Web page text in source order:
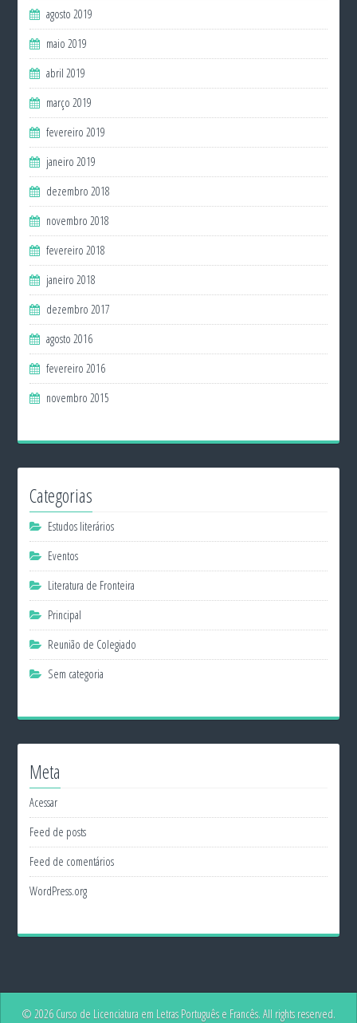
agosto 2019
maio 2019
abril 2019
março 2019
fevereiro 2019
janeiro 2019
dezembro 2018
novembro 2018
fevereiro 2018
janeiro 2018
dezembro 2017
agosto 2016
fevereiro 2016
novembro 2015
Categorias
Estudos literários
Eventos
Literatura de Fronteira
Principal
Reunião de Colegiado
Sem categoria
Meta
Acessar
Feed de posts
Feed de comentários
WordPress.org
© 2026 Curso de Licenciatura em Letras Português e Francês. All rights reserved.